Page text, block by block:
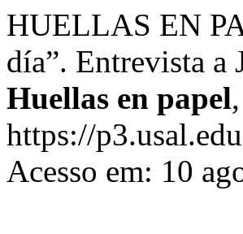
HUELLAS EN
día”. Entrevista
Huellas en papel,
https://
Acesso em: 10